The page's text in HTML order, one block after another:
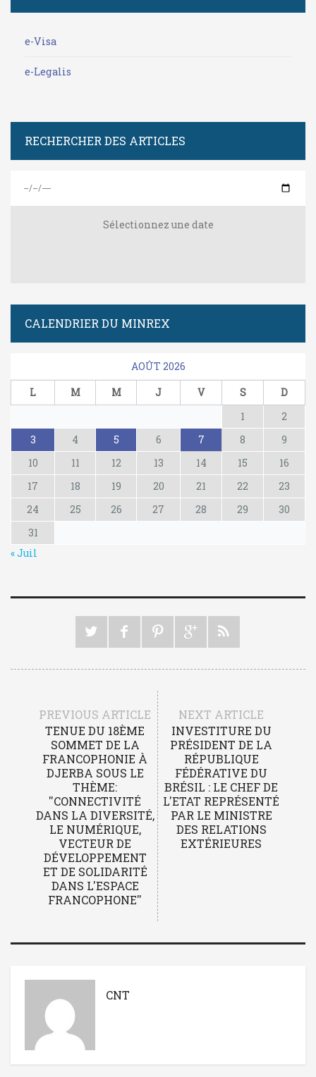
e-Visa
e-Legalis
RECHERCHER DES ARTICLES
Sélectionnez une date
CALENDRIER DU MINREX
AOÛT 2026
L
M M J V S
D
1
2
3
4 5 6 7 8
9
10
11 12 13 14 15
16
17
18 19 20 21 22
23
24
25 26 27 28 29
30
31
« Juil
PREVIOUS ARTICLE
TENUE DU 18ÈME
SOMMET DE LA
FRANCOPHONIE À
DJERBA SOUS LE
THÈME:
''CONNECTIVITÉ
DANS LA DIVERSITÉ,
LE NUMÉRIQUE,
VECTEUR DE
DÉVELOPPEMENT
ET DE SOLIDARITÉ
DANS L'ESPACE
FRANCOPHONE''
NEXT ARTICLE
INVESTITURE DU
PRÉSIDENT DE LA
RÉPUBLIQUE
FÉDÉRATIVE DU
BRÉSIL : LE CHEF DE
L'ETAT REPRÉSENTÉ
PAR LE MINISTRE
DES RELATIONS
EXTÉRIEURES
CNT